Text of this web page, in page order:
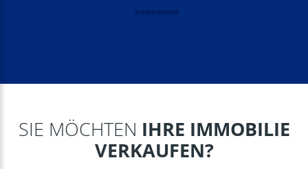
SIE MÖCHTEN IHRE IMMOBILIE
VERKAUFEN?